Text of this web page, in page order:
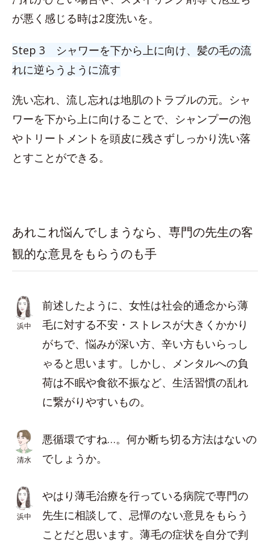
が悪く感じる時は2度洗いを。
Step 3 シャワーを下から上に向け、髪の毛の流
れに逆らうように流す
洗い忘れ、流し忘れは地肌のトラブルの元。シャ
ワーを下から上に向けることで、シャンプーの泡
やトリートメントを頭皮に残さずしっかり洗い落
とすことができる。
あれこれ悩んでしまうなら、専門の先生の客
観的な意見をもらうのも手
浜中
前述したように、女性は社会的通念から薄
毛に対する不安・ストレスが大きくかかり
がちで、悩みが深い方、辛い方もいらっし
ゃると思います。しかし、メンタルへの負
荷は不眠や食欲不振など、生活習慣の乱れ
に繋がりやすいもの。
清水
悪循環ですね…。何か断ち切る方法はないの
でしょうか。
浜中
やはり薄毛治療を行っている病院で専門の
先生に相談して、忌憚のない意見をもらう
ことだと思います。薄毛の症状を自分で判